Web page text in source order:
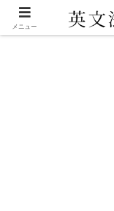
アプリ
メニュー